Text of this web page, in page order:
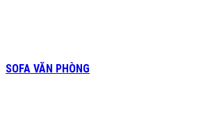
SOFA VĂN PHÒNG